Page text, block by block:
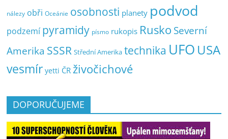
nálezy obři Oceánie osobnosti planety podvod
podzemí pyramidy písmo rukopis Rusko Severní
Amerika SSSR Střední Amerika technika UFO USA
vesmír yetti ČR živočichové
DOPORUČUJEME